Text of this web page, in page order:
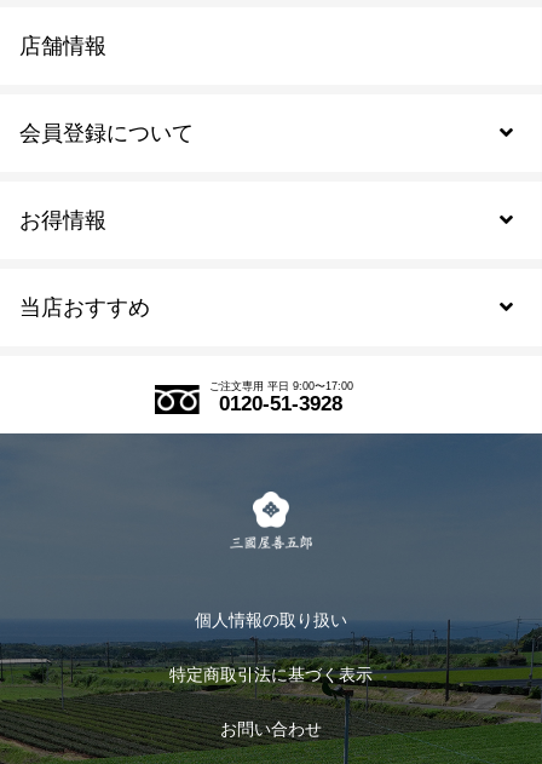
当店おすすめ
式部の香りシリーズ
お茶のギフト
おすすめのお茶
お茶に合うスイーツ
お得情報
会員登録について
会員規約について
ログイン
ログアウト
店舗情報
ご注文専用 平日 9:00〜17:00
0120-51-3928
個人情報の取り扱い
特定商取引法に基づく表示
お問い合わせ